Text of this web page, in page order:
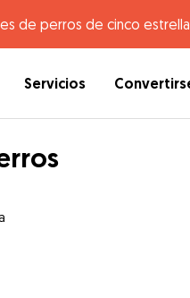
de perros de cinco
Servicios